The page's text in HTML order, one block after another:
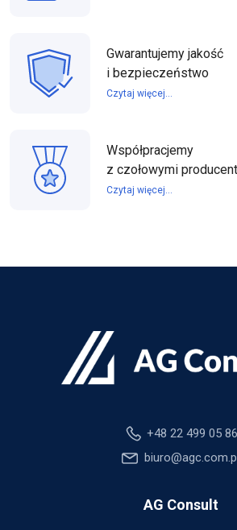
Gwarantujemy jakość
i bezpieczeństwo
Czytaj więcej...
Współpracjemy
z czołowymi
Czytaj więcej...
+48 22 499 05 86
AG Consult